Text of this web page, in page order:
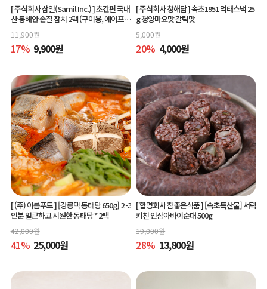
[ 주식회사 삼일(Samil Inc.) ]초간편 국내
산 동해안 손질 참치 2팩 (구이용, 에어프라
이어 간편조리)
11,900원
17% 9,900원
[ 주식회사 청해담 ]속초1951 먹태스낵 25
g 청양마요맛 갈릭맛
5,000원
20% 4,000원
[ (주) 아름푸드 ][강릉댁 동태탕 650g] 2~3
인분 얼큰하고 시원한 동태탕 * 2팩
42,000원
41% 25,000원
[ 합명회사 참좋은식품 ][속초특산물] 서락
키친 인삼아바이순대 500g
19,000원
28% 13,800원